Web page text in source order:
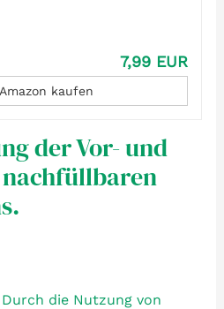
7,99 EUR
kaufen
der Vor- und
die Nutzung von